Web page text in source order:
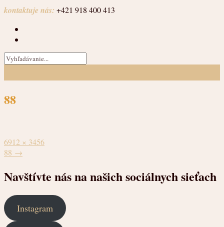
Prejsť
obsah
kontaktuje nás: +421 918 400 413
88
Plná
veľkosť
6912 × 3456
Navigácia
článkoch
88 →
Navštívte nás na našich sociálnych sieťach
Instagram